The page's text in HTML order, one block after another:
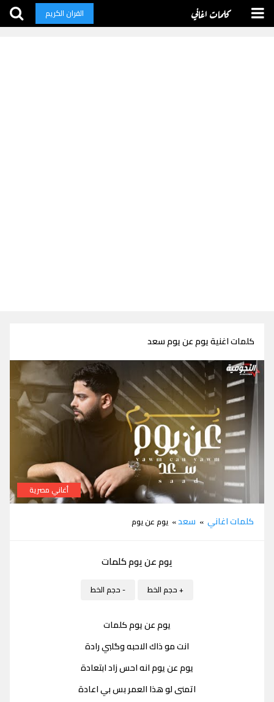
كلمات اغاني القران الكريم
كلمات اغنية يوم عن يوم سعد
أغاني مصرية
كلمات اغاني » سعد» يوم عن يوم
يوم عن يوم كلمات
+ حجم الخط - حجم الخط
يوم عن يوم كلمات
انت مو ذاك الاحبه وگلبي رادة
يوم عن يوم انه احس زاد ابتعادة
اتمنى لو هذا العمر بس بي اعادة